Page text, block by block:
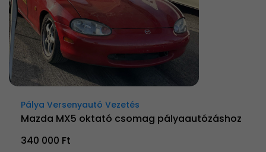
Pálya Versenyautó Vezetés
Mazda MX5 oktató csomag pályaautózáshoz
340 000 Ft